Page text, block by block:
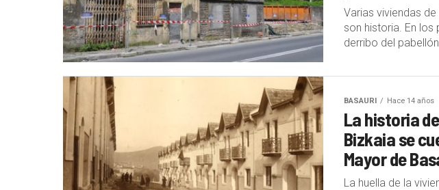
Varias viviendas
son historia. En
derribo del
BASAURI Hace 14 años
La historia
Bizkaia se
Mayor de
La huella de la